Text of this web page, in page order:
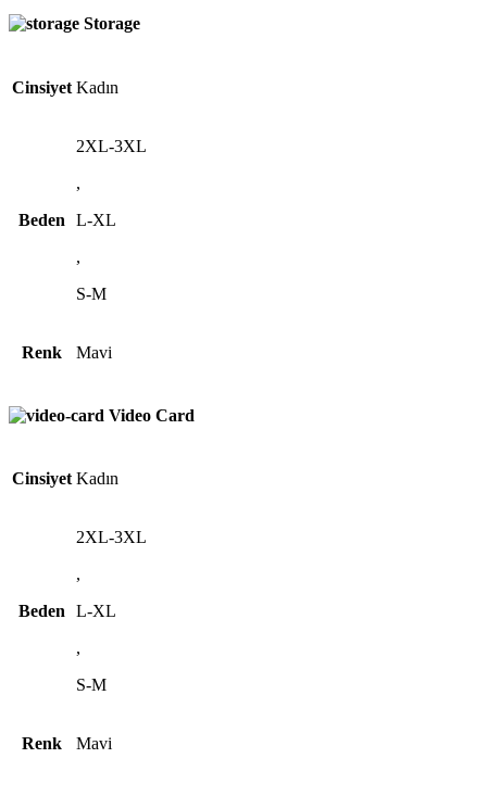
Storage
Cinsiyet Kadın
Beden
2XL-3XL
,
L-XL
,
S-M
Renk Mavi
Video Card
Cinsiyet Kadın
Beden
2XL-3XL
,
L-XL
,
S-M
Renk Mavi